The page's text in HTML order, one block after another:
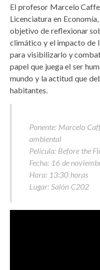
El profesor Marcelo
Licenciatura en
objetivo de reflexionar
climático y el impacto de
para visibilizarlo y
papel que juega el ser
mundo y la actitud que
habitantes.
Ponente: Marcelo
ambiental
Película: Before the
Fecha: 16 de
Hora: 13:30 horas
Lugar: Salón C202